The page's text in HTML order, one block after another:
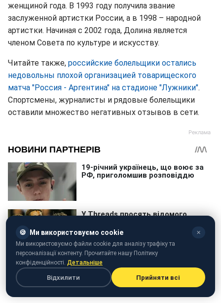
женщиной года. В 1993 году получила звание
заслуженной артистки России, а в 1998 – народной
артистки. Начиная с 2002 года, Долина является
членом Совета по культуре и искусству.
Читайте также, российские болельщики остались
недовольны плохой организацией товарищеского
матча "Россия - Аргентина" на стадионе "Лужники".
Спортсмены, журналисты и рядовые болельщики
оставили множество негативных отзывов в сети.
🍪 Ми використовуємо cookie ✕
Ми використовуємо файли cookie для аналізу трафіку та
персоналізації контенту. Прочитайте нашу Політику
конфіденційності. Детальніше
Відхилити Прийняти всі